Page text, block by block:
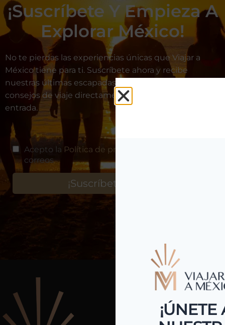
¡Suscríbete Y Empieza A
Explorar México!
No te pierdas las experiencias únicas que Viajar a
México tiene para ti. Suscríbete ahora y recibe
nuestras últimas escapadas, ofertas exclusivas y
consejos de viaje directamente en tu bandeja de
entrada.